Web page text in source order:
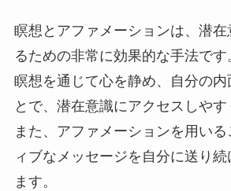
瞑想とアファメーションは、潜在
るための非常に効果的な手法です
瞑想を通じて心を静め、自分の内
とで、潜在意識にアクセスしやす
また、アファメーションを用い
ィブなメッセージを自分に送り続
ます。